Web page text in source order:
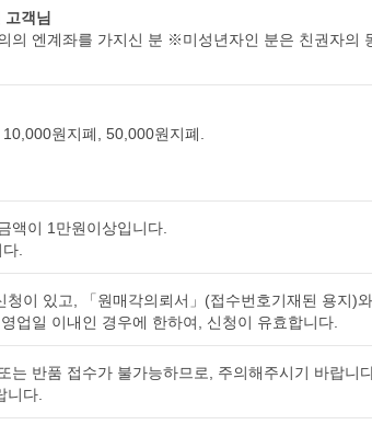
객님
의 엔계좌를 가지신 분 ※미성년자인 분은 친권자의
원지폐, 50,000원지폐.
액이 1만원이상입니다.
.
청이 있고, 「원매각의뢰서」(접수번호기재된 용지)
업일 이내인 경우에 한하여, 신청이 유효합니다.
는 반품 접수가 불가능하므로, 주의해주시기 바랍니
니다.